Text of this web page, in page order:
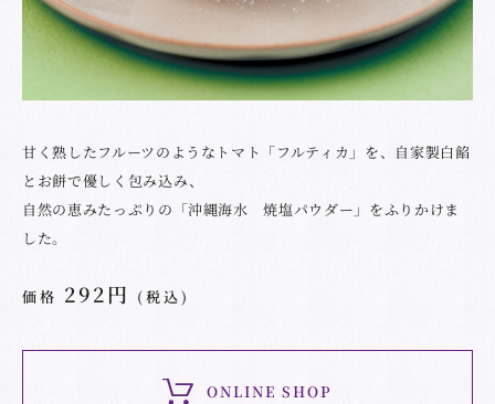
甘く熟したフルーツのようなトマト「フルティカ」を、自家製白餡
とお餅で優しく包み込み、
自然の恵みたっぷりの「沖縄海水 焼塩パウダー」をふりかけま
した。
価格 292円 (税込)
ONLINE SHOP